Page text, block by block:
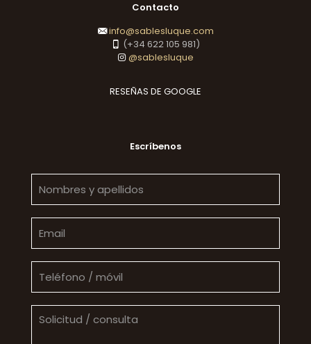
Contacto
info@sablesluque.com
(+34 622 105 981)
@sablesluque
RESEÑAS DE GOOGLE
Escríbenos